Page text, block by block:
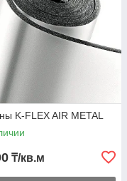
K-FLEX AIR METAL
₸/кв.м